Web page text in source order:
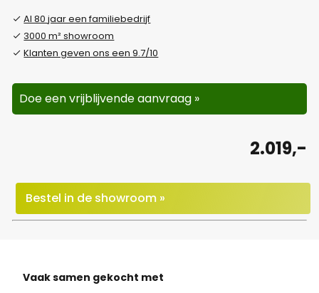
Al 80 jaar een familiebedrijf
3000 m² showroom
Klanten geven ons een 9.7/10
Doe een vrijblijvende aanvraag »
2.019,-
Bestel in de showroom »
Vaak samen gekocht met